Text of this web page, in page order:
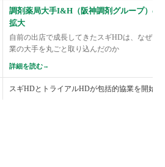
調剤薬局大手I&H（阪神調剤グループ）の
拡大
自前の出店で成長してきたスギHDは、なぜ17
業の大手を丸ごと取り込んだのか
詳細を読む→
スギHDとトライアルHDが包括的協業を開始